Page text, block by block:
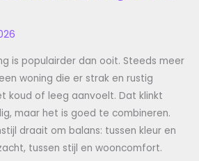
is populairder dan ooit. Steeds meer
woning die er strak en rustig
koud of leeg aanvoelt. Dat klinkt
maar het is goed te combineren.
draait om balans: tussen kleur en
tussen stijl en wooncomfort.